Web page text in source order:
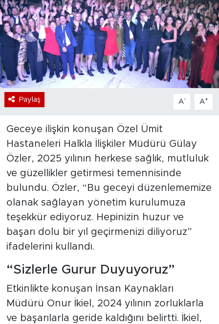
Paylaş A- A+
Geceye ilişkin konuşan Özel Ümit
Hastaneleri Halkla İlişkiler Müdürü Gülay
Özler, 2025 yılının herkese sağlık, mutluluk
ve güzellikler getirmesi temennisinde
bulundu. Özler, “Bu geceyi düzenlememize
olanak sağlayan yönetim kurulumuza
teşekkür ediyoruz. Hepinizin huzur ve
başarı dolu bir yıl geçirmenizi diliyoruz”
ifadelerini kullandı.
“Sizlerle Gurur Duyuyoruz”
Etkinlikte konuşan İnsan Kaynakları
Müdürü Onur İkiel, 2024 yılının zorluklarla
ve başarılarla geride kaldığını belirtti. İkiel,
Dünya
Sektör